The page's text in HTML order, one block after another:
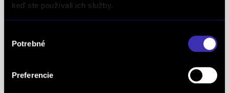
keď ste používali ich služby.
súhlasu
Potrebné
Preferencie
definujúcich kvalitu obchodnej činnosti. Je
kvality a vyhodnocuje sa na základe rovnakej
analytickej metodiky pre všetky európske trhy.
Spoločnosť FINAL-CD získala aj prestížny titul
Superbrands, už tretí rok po sebe. Medzi